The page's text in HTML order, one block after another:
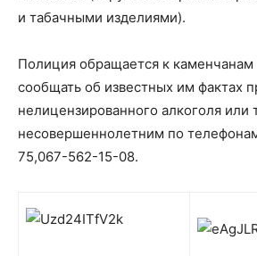
и табачными изделиями).
Полиция обращается к каменчанам
сообщать об известных им фактах
нелицензированного алкоголя или
несовершеннолетним по
75,067-562-15-08.